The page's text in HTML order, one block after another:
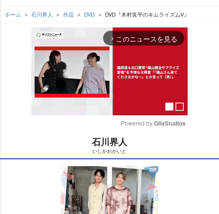
ホーム 石川界人 作品 DVD DVD『木村良平のキムライズムV』
arrow_forward_ios このニュースを見る
t
e
Powered by GliaStudios
石川界人
いしかわかいと